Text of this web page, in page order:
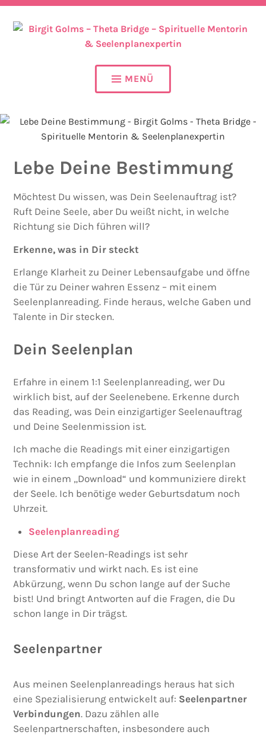
BIRGIT GOLMS – THETA
BRIDGE – SPIRITUELLE
MENTORIN &
SEELENPLANEXPERTIN
MENÜ
Lebe Deine Bestimmung
Möchtest Du wissen, was Dein Seelenauftrag ist?
Ruft Deine Seele, aber Du weißt nicht, in welche
Richtung sie Dich führen will?
Erkenne, was in Dir steckt
Erlange Klarheit zu Deiner Lebensaufgabe und öffne
die Tür zu Deiner wahren Essenz – mit einem
Seelenplanreading. Finde heraus, welche Gaben und
Talente in Dir stecken.
Dein Seelenplan
Erfahre in einem 1:1 Seelenplanreading, wer Du
wirklich bist, auf der Seelenebene. Erkenne durch
das Reading, was Dein einzigartiger Seelenauftrag
und Deine Seelenmission ist.
Ich mache die Readings mit einer einzigartigen
Technik: Ich empfange die Infos zum Seelenplan
wie in einem „Download“ und kommuniziere direkt
der Seele. Ich benötige weder Geburtsdatum noch
Uhrzeit.
Seelenplanreading
Diese Art der Seelen-Readings ist sehr
transformativ und wirkt nach. Es ist eine
Abkürzung, wenn Du schon lange auf der Suche
bist! Und bringt Antworten auf die Fragen, die Du
schon lange in Dir trägst.
Seelenpartner
Aus meinen Seelenplanreadings heraus hat sich
eine Spezialisierung entwickelt auf: Seelenpartner
Verbindungen. Dazu zählen alle
Seelenpartnerschaften, insbesondere auch